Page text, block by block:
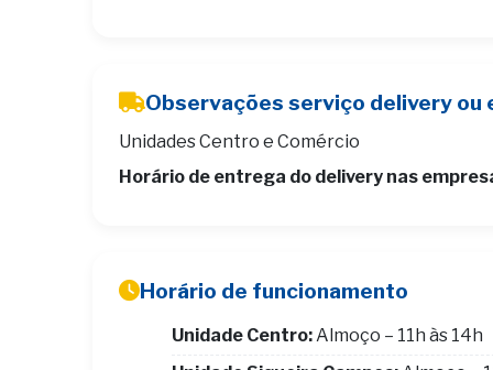
Observações serviço delivery ou
Unidades Centro e Comércio
Horário de entrega do delivery nas
Horário de funcionamento
Unidade Centro: Almoço – 11h às 14h